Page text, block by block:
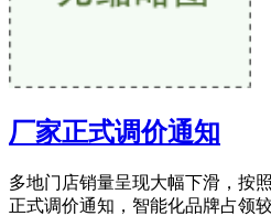
厂家正式调价通知
多地门店销量呈现大幅下滑，按
正式调价通知，智能化品牌占领